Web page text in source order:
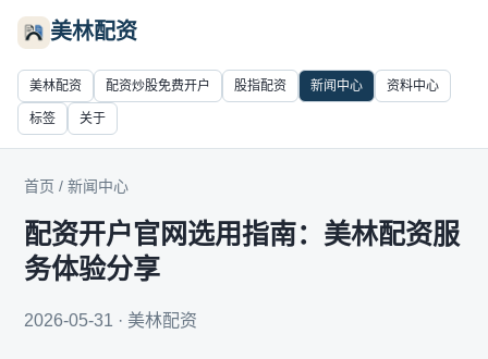
美林配资
美林配资 配资炒股免费开户 股指配资 新闻中心 资料中心
标签 关于
首页 / 新闻中心
配资开户官网选用指南：美林配资服
务体验分享
2026-05-31 · 美林配资